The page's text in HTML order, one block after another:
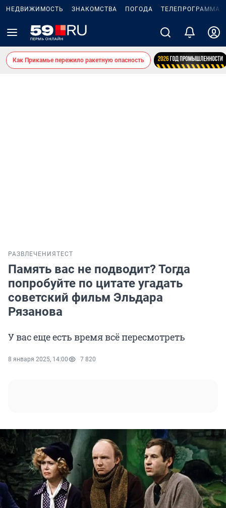
НЕДВИЖИМОСТЬ ЗНАКОМСТВА ПОГОДА ТЕЛЕПРОГРАММА
Как Прикамье пережило ракетную опасность
РАЗВЛЕЧЕНИЯ ТЕСТ
Память вас не подводит? Тогда
попробуйте по цитате угадать
советский фильм Эльдара
Рязанова
У вас еще есть время всё пересмотреть
8 января 2025, 14:00 7 820